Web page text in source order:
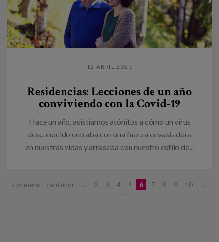
12 ABRIL 2021
Residencias: Lecciones de un año
conviviendo con la Covid-19
Hace un año, asistíamos atónitos a cómo un virus
desconocido entraba con una fuerza devastadora
en nuestras vidas y arrasaba con nuestro estilo de...
Páginas
« primera ‹ anterior … 2 3 4 5 6 7 8 9 10
…
siguiente ›
última »